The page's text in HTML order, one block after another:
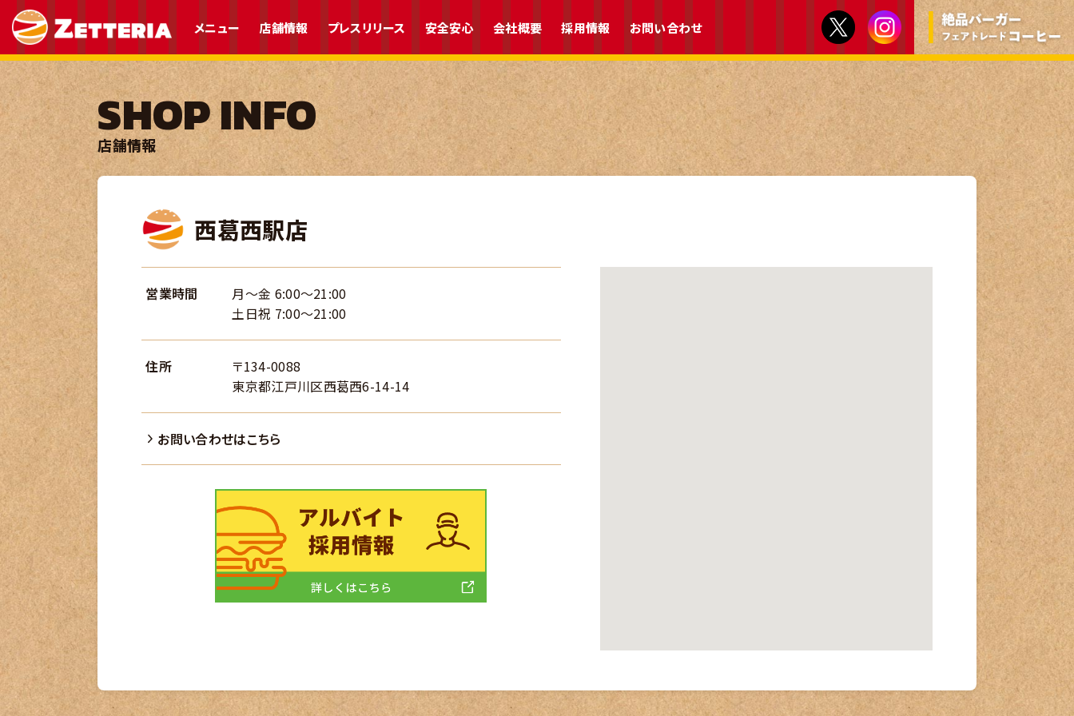
メニュー 店舗情報 プレスリリース 安全安心 会社概要 採用情報 お問い合わせ
SHOP INFO
店舗情報
西葛西駅店
営業時間
月～金 6:00～21:00
土日祝 7:00～21:00
住所
〒134-0088
東京都江戸川区西葛西6-14-14
お問い合わせはこちら